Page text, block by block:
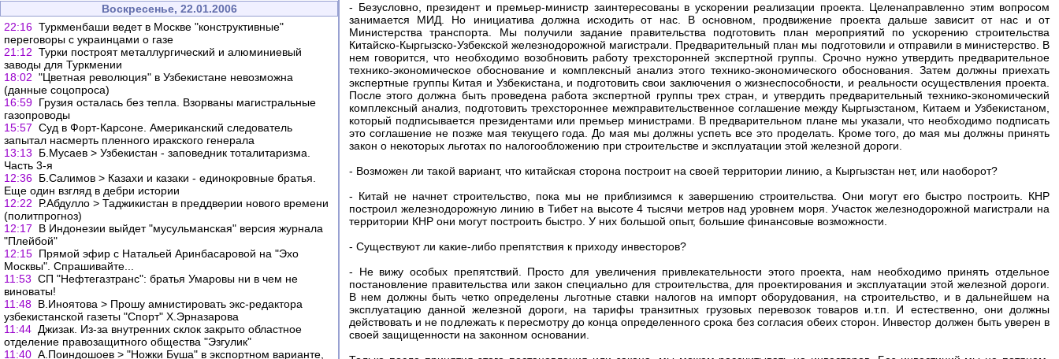
Воскресенье, 22.01.2006
22:16 Туркменбаши ведет в Москве "конструктивные"
переговоры с украинцами о газе
21:12 Турки построят металлургический и алюминиевый
заводы для Туркмении
18:02 "Цветная революция" в Узбекистане невозможна
(данные соцопроса)
16:59 Грузия осталась без тепла. Взорваны магистральные
газопроводы
15:57 Суд в Форт-Карсоне. Американский следователь
запытал насмерть пленного иракского генерала
13:13
Б.Мусаев > Узбекистан - заповедник тоталитаризма.
Часть 3-я
12:36 Б.Салимов > Казахи и казаки - единокровные братья.
Еще один взгляд в дебри истории
12:22
Р.Абдулло > Таджикистан в преддверии нового времени
(политпрогноз)
12:17
В Индонезии выйдет "мусульманская" версия журнала
"Плейбой"
12:15 Прямой эфир с Натальей Аринбасаровой на "Эхо
Москвы". Спрашивайте...
11:53 СП "Нефтегазтранс": братья Умаровы ни в чем не
виноваты!
11:48 В.Иноятова > Прошу амнистировать экс-редактора
узбекистанской газеты "Спорт" Х.Эрназарова
11:44 Джизак. Из-за внутренних склок закрыто областное
отделение правозащитного общества "Эзгулик"
11:40 А.Поиндошоев > "Ножки Буша" в экспортном варианте,
- Безусловно, президент и премьер-министр заинтересованы в ускорении реализации проекта. Целенаправленно этим вопросом
занимается МИД. Но инициатива должна исходить от нас. В основном, продвижение проекта дальше зависит от нас и от
Министерства транспорта. Мы получили задание правительства подготовить план мероприятий по ускорению строительства
Китайско-Кыргызско-Узбекской железнодорожной магистрали. Предварительный план мы подготовили и отправили в министерство. В
нем говорится, что необходимо возобновить работу трехсторонней экспертной группы. Срочно нужно утвердить предварительное
технико-экономическое обоснование и комплексный анализ этого технико-экономического обоснования. Затем должны приехать
экспертные группы Китая и Узбекистана, и подготовить свои заключения о жизнеспособности, и реальности осуществления проекта.
После этого должна быть проведена работа экспертной группы трех стран, и утвердить предварительный технико-экономический
комплексный анализ, подготовить трехстороннее межправительственное соглашение между Кыргызстаном, Китаем и Узбекистаном,
который подписывается президентами или премьер министрами. В предварительном плане мы указали, что необходимо подписать
это соглашение не позже мая текущего года. До мая мы должны успеть все это проделать. Кроме того, до мая мы должны принять
закон о некоторых льготах по налогообложению при строительстве и эксплуатации этой железной дороги.
- Возможен ли такой вариант, что китайская сторона построит на своей территории линию, а Кыргызстан нет, или наоборот?
- Китай не начнет строительство, пока мы не приблизимся к завершению строительства. Они могут его быстро построить. КНР
построил железнодорожную линию в Тибет на высоте 4 тысячи метров над уровнем моря. Участок железнодорожной магистрали на
территории КНР они могут построить быстро. У них большой опыт, большие финансовые возможности.
- Существуют ли какие-либо препятствия к приходу инвесторов?
- Не вижу особых препятствий. Просто для увеличения привлекательности этого проекта, нам необходимо принять отдельное
постановление правительства или закон специально для строительства, для проектирования и эксплуатации этой железной дороги.
В нем должны быть четко определены льготные ставки налогов на импорт оборудования, на строительство, и в дальнейшем на
эксплуатацию данной железной дороги, на тарифы транзитных грузовых перевозок товаров и.т.п. И естественно, они должны
действовать и не подлежать к пересмотру до конца определенного срока без согласия обеих сторон. Инвестор должен быть уверен в
своей защищенности на законном основании.